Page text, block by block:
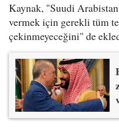
Kaynak, "Suudi
vermek için gerekli tüm
çekinmeyeceğini" de